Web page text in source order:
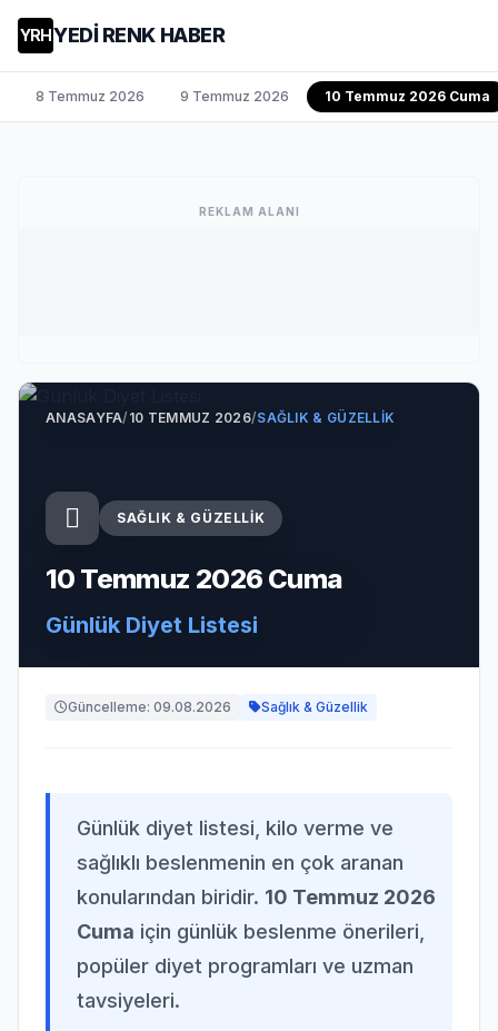
YRHYEDİ RENK HABER
8 Temmuz 2026 9 Temmuz 2026 10 Temmuz 2026 Cuma
REKLAM ALANI
ANASAYFA/10 TEMMUZ 2026/SAĞLIK & GÜZELLIK
SAĞLIK & GÜZELLIK
10 Temmuz 2026 Cuma
Günlük Diyet Listesi
Güncelleme: 09.08.2026 Sağlık & Güzellik
Günlük diyet listesi, kilo verme ve
sağlıklı beslenmenin en çok aranan
konularından biridir. 10 Temmuz 2026
Cuma için günlük beslenme önerileri,
popüler diyet programları ve uzman
tavsiyeleri.